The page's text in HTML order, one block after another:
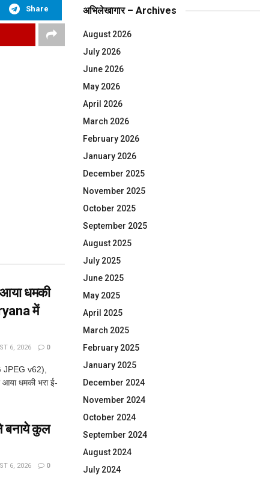
Share
धमकी
में
6, 2026 0
JPEG v62),
धमकी भरा ई-
बनाये कुल
6, 2026 0
अभिलेखागार – Archives
August 2026
July 2026
June 2026
May 2026
April 2026
March 2026
February 2026
January 2026
December 2025
November 2025
October 2025
September 2025
August 2025
July 2025
June 2025
May 2025
April 2025
March 2025
February 2025
January 2025
December 2024
November 2024
October 2024
September 2024
August 2024
July 2024